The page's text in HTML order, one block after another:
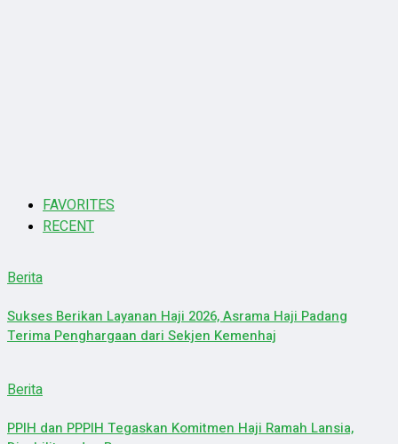
FAVORITES
RECENT
Berita
Sukses Berikan Layanan Haji 2026, Asrama Haji Padang
Terima Penghargaan dari Sekjen Kemenhaj
Berita
PPIH dan PPPIH Tegaskan Komitmen Haji Ramah Lansia,